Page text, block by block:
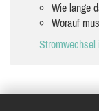
Wie lange
Worauf